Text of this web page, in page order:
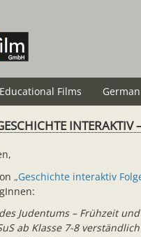
Films
INTERAKTIV
„Geschichte interaktiv
Judentums – Frühzeit
ab Klasse 7-8